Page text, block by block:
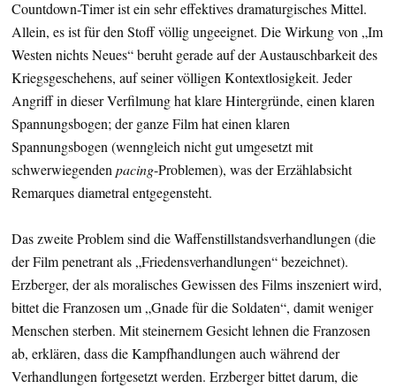
Countdown-Timer ist ein sehr effektives dramaturgisches Mittel.
Allein, es ist für den Stoff völlig ungeeignet. Die Wirkung von „Im
Westen nichts Neues“ beruht gerade auf der Austauschbarkeit des
Kriegsgeschehens, auf seiner völligen Kontextlosigkeit. Jeder
Angriff in dieser Verfilmung hat klare Hintergründe, einen klaren
Spannungsbogen; der ganze Film hat einen klaren
Spannungsbogen (wenngleich nicht gut umgesetzt mit
schwerwiegenden pacing-Problemen), was der Erzählabsicht
Remarques diametral entgegensteht.
Das zweite Problem sind die Waffenstillstandsverhandlungen (die
der Film penetrant als „Friedensverhandlungen“ bezeichnet).
Erzberger, der als moralisches Gewissen des Films inszeniert wird,
bittet die Franzosen um „Gnade für die Soldaten“, damit weniger
Menschen sterben. Mit steinernem Gesicht lehnen die Franzosen
ab, erklären, dass die Kampfhandlungen auch während der
Verhandlungen fortgesetzt werden. Erzberger bittet darum, die